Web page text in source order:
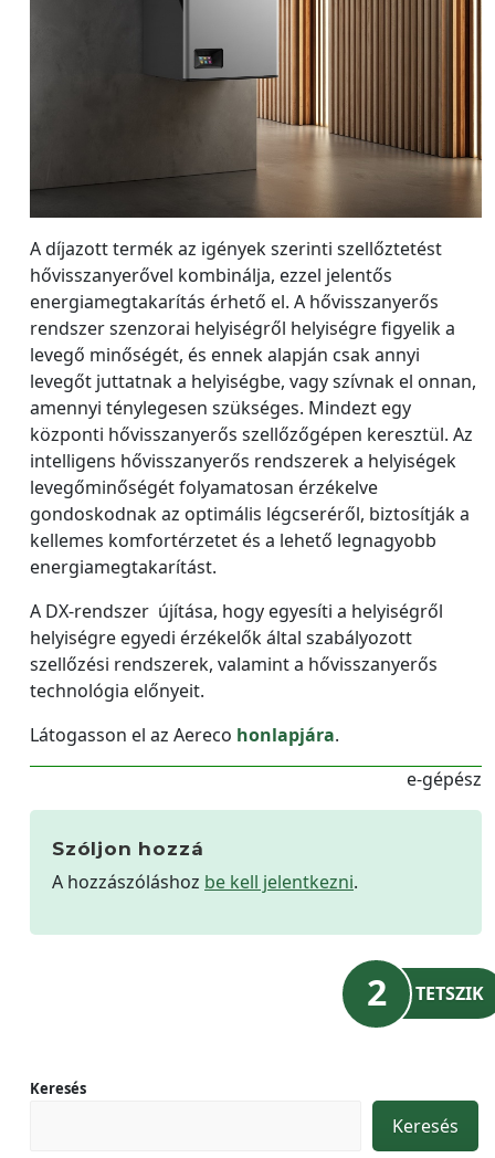
A díjazott termék az igények szerinti szellőztetést
hővisszanyerővel kombinálja, ezzel jelentős
energiamegtakarítás érhető el. A hővisszanyerős
rendszer szenzorai helyiségről helyiségre figyelik a
levegő minőségét, és ennek alapján csak annyi
levegőt juttatnak a helyiségbe, vagy szívnak el onnan,
amennyi ténylegesen szükséges. Mindezt egy
központi hővisszanyerős szellőzőgépen keresztül. Az
intelligens hővisszanyerős rendszerek a helyiségek
levegőminőségét folyamatosan érzékelve
gondoskodnak az optimális légcseréről, biztosítják a
kellemes komfortérzetet és a lehető legnagyobb
energiamegtakarítást.
A DX-rendszer újítása, hogy egyesíti a helyiségről
helyiségre egyedi érzékelők által szabályozott
szellőzési rendszerek, valamint a hővisszanyerős
technológia előnyeit.
Látogasson el az Aereco honlapjára.
e-gépész
Szóljon hozzá
A hozzászóláshoz be kell jelentkezni.
2 TETSZIK
Keresés
Keresés